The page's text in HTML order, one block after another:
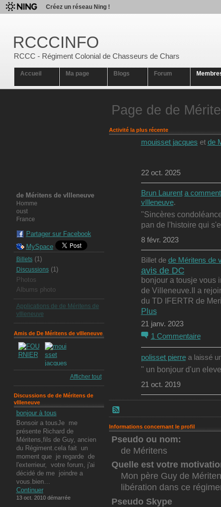
Créez un réseau Ning !
RCCCINFO
RCCC - Régiment Colonial de Chasseurs de Chars
Accueil Ma page Blogs Forum
de Méritens de vIlleneuve
Homme
oust
France
Partager sur Facebook
MySpace
Billets(1)
Discussions(1)
Photos
Albums photo
Applications de de Méritens de
vIlleneuve
Amis de De Méritens de vIlleneuve
Afficher tout
Discussions de de Méritens de
vIlleneuve
bonjour à tous
Bonsoir a tousJe me
présente Richard de
Méritens,fils de Guy, ancien
du Régiment.cela fait un
moment que je regarde de
l'exterrieur, votre forum, j'ai
décidé de me joindre a
vous.bien…
Continuer
13 oct. 2010 démarrée
Page de de
Activité la plus récente
mouisset jacques et de
22 oct. 2025
Brun Laurent a
vIlleneuve.
"Sincères
pan de l'histoire qui
8 févr. 2023
Billet de de Méritens de
avis de DC
bonjour a tousje vous
de Villeneuve.Il a
du TD IFERTR de
Plus
21 janv. 2023
1 Commentaire
polisset pierrea laissé
" un bonjour d'un
21 oct. 2019
Informations concernant le profil
Pseudo ou nom:
de Méritens
Quelle est votre
Mon père Guy de
libération dans ce
Pseudo Skype